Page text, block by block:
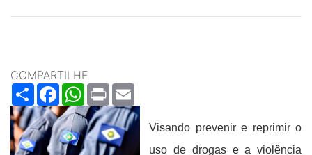
COMPARTILHE
ShareFacebookWhatsApp
Print
Visando prevenir e reprimir o
uso de drogas e a violência